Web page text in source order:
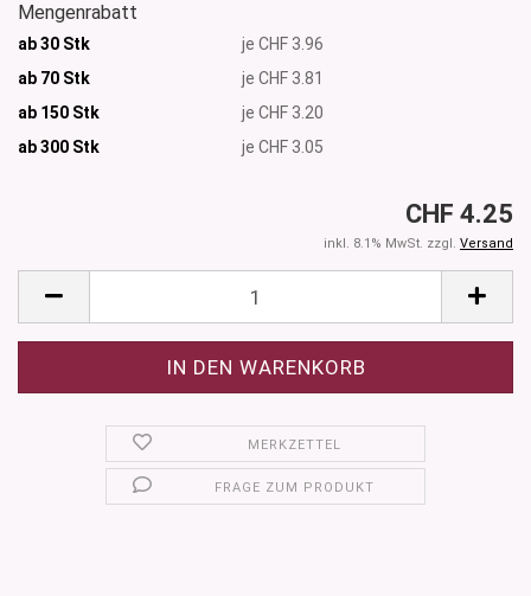
Mengenrabatt
ab 30 Stk
je CHF 3.96
ab 70 Stk
je CHF 3.81
ab 150 Stk
je CHF 3.20
ab 300 Stk je CHF 3.05
CHF 4.25
inkl. 8.1% MwSt. zzgl. Versand
MERKZETTEL
FRAGE ZUM PRODUKT